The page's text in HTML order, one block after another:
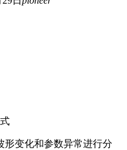
形变化和参数异常进行分